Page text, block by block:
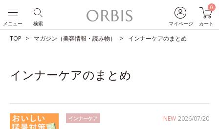
マイページ
0
カート
検索
メニュー
TOP マガジン（美容情報・読み物） インナーケアのまとめ
インナーケアのまとめ
NEW 2026/07/20
インナーケア